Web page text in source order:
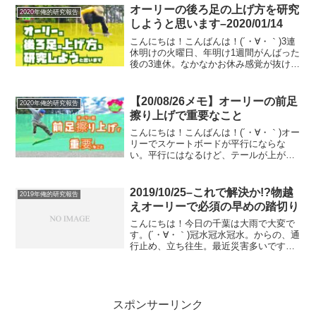
や、いまだけじゃなくていつもなんです
が(´・∀・｀...
2020年俺的研究報告
オーリーの後ろ足の上げ方を研究
しようと思います–2020/01/14
こんにちは！こんばんは！(´・∀・｀)3連
休明けの火曜日、年明け1週間がんばった
後の3連休。なかなかお休み感覚が抜けな
のですが、今年はぽかぽかでまるで春み
たいでし...
2020年俺的研究報告
【20/08/26メモ】オーリーの前足
擦り上げで重要なこと
こんにちは！こんばんは！(´・∀・｀)オー
リーでスケートボードが平行にならな
い。平行にはなるけど、テールが上がっ
ます。そんなスケーター達へ贈る。オー
リーがめっちゃ上達す...
2019年俺的研究報告
2019/10/25–これで解決か!?物越
えオーリーで必須の早めの踏切り
こんにちは！今日の千葉は大雨で大変で
す。(´・∀・｀)冠水冠水冠水。からの、通
行止め、立ち往生。最近災害多いです
スポンサーリンク